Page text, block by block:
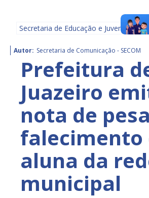
Secretaria de Educação e Juventude -
Autor: Secretaria de Comunicação - SECOM
Prefeitura
Juazeiro
nota de
falecimento
aluna da
municipal